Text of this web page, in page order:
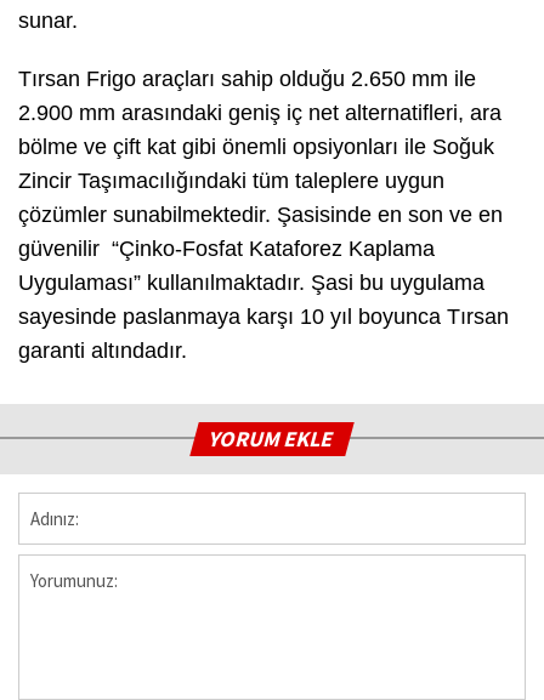
sunar.
Tırsan Frigo araçları sahip olduğu 2.650 mm ile
2.900 mm arasındaki geniş iç net alternatifleri, ara
bölme ve çift kat gibi önemli opsiyonları ile Soğuk
Zincir Taşımacılığındaki tüm taleplere uygun
çözümler sunabilmektedir. Şasisinde en son ve en
güvenilir “Çinko-Fosfat Kataforez Kaplama
Uygulaması” kullanılmaktadır. Şasi bu uygulama
sayesinde paslanmaya karşı 10 yıl boyunca Tırsan
garanti altındadır.
YORUM EKLE